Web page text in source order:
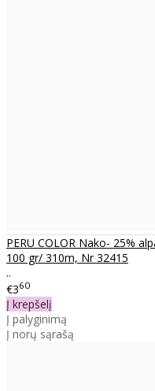
PERU COLOR Nako- 25%
100 gr/ 310m, Nr 32415
..
€360
Į krepšelį
Į palyginimą
Į norų sąrašą